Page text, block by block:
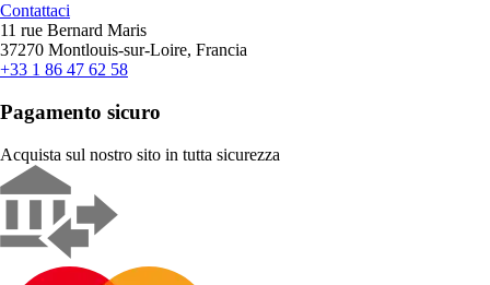
Contattaci
11 rue Bernard Maris
37270 Montlouis-sur-Loire, Francia
+33 1 86 47 62 58
Pagamento sicuro
Acquista sul nostro sito in tutta sicurezza